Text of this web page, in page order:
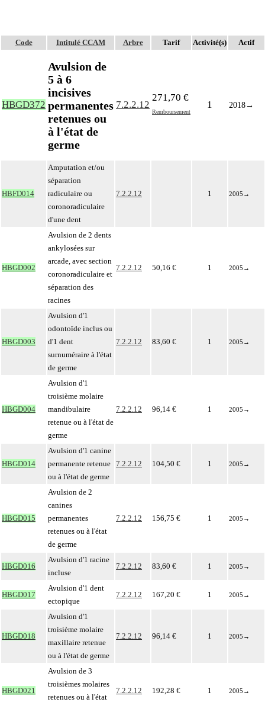
Code Intitulé CCAM Arbre Tarif Activité(s) Actif
HBGD372
Avulsion de
5 à 6
incisives
permanentes
retenues ou
à l'état de
germe
7.2.2.12
271,70 €
Remboursement
1 2018→
HBFD014
Amputation et/ou
séparation
radiculaire ou
coronoradiculaire
d'une dent
7.2.2.12 1 2005 →
HBGD002
Avulsion de 2 dents
ankylosées sur
arcade, avec section
coronoradiculaire et
séparation des
racines
7.2.2.12 50,16 € 1 2005 →
HBGD003
Avulsion d'1
odontoïde inclus ou
d'1 dent
surnuméraire à l'état
de germe
7.2.2.12 83,60 € 1 2005 →
HBGD004
Avulsion d'1
troisième molaire
mandibulaire
retenue ou à l'état de
germe
7.2.2.12 96,14 € 1 2005 →
HBGD014
Avulsion d'1 canine
permanente retenue
ou à l'état de germe
7.2.2.12 104,50 € 1 2005 →
HBGD015
Avulsion de 2
canines
permanentes
retenues ou à l'état
de germe
7.2.2.12 156,75 € 1 2005 →
HBGD016
Avulsion d'1 racine
incluse
7.2.2.12 83,60 € 1 2005 →
HBGD017
Avulsion d'1 dent
ectopique
7.2.2.12 167,20 € 1 2005 →
HBGD018
Avulsion d'1
troisième molaire
maxillaire retenue
ou à l'état de germe
7.2.2.12 96,14 € 1 2005 →
HBGD021
Avulsion de 3
troisièmes molaires
retenues ou à l'état
7.2.2.12 192,28 € 1 2005 →